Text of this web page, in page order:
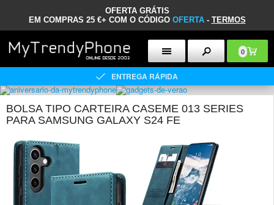
OFERTA GRÁTIS
EM COMPRAS 25 €+ COM O CÓDIGO OFERTA- TERMOS
0
ENTREGA RÁPIDA
BOLSA TIPO CARTEIRA CASEME 013 SERIES
PARA SAMSUNG GALAXY S24 FE